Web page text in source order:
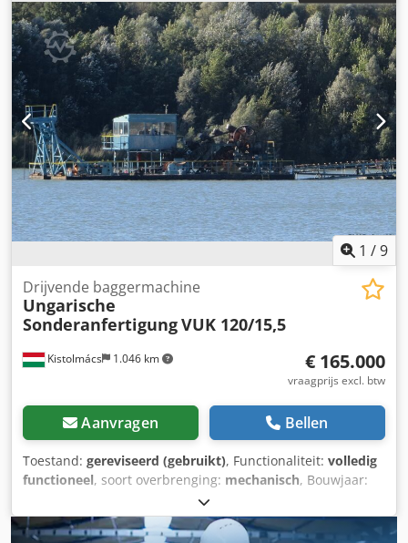
1 /9
Kistolmács 1.046 km
Drijvende baggermachine
Ungarische
SonderanfertigungVUK 120/15,5
€ 165.000
vraagprijs excl. btw
Aanvragen Bellen
Toestand: gereviseerd (gebruikt), Functionaliteit: volledig
functioneel, soort overbrenging: mechanisch, Bouwjaar:
21.000 h, Drijvende
emmerkettingbagger te koop. Hongaarse makelij.
Baggerdiepte tot 16 m. De emmerketting bestaat uit 46